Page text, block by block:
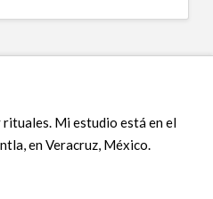
Mi estudio está en el
en Veracruz, México.